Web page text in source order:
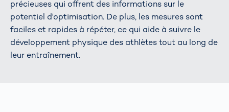
précieuses qui offrent des informations sur le
potentiel d'optimisation. De plus, les mesures sont
faciles et rapides à répéter, ce qui aide à suivre le
développement physique des athlètes tout au long de
leur entraînement.